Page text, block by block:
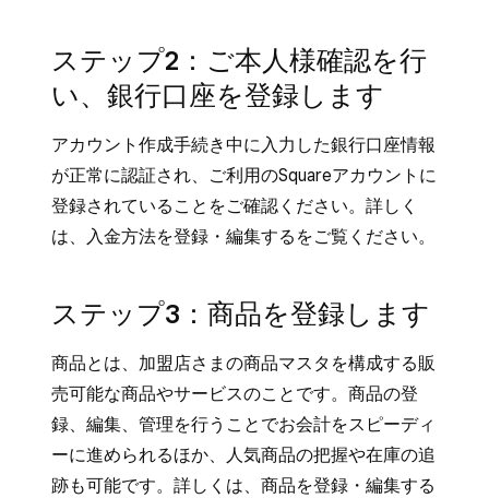
ステップ2：ご本人様確認を行
い、銀行口座を登録します
アカウント作成手続き中に入力した銀行口座情報
が正常に認証され、ご利用のSquareアカウントに
登録されていることをご確認ください。詳しく
は、
入金方法を登録・編集する をご覧ください。
ステップ3：商品を登録します
商品とは、加盟店さまの商品マスタを構成する販
売可能な商品やサービスのことです。商品の登
録、編集、管理を行うことでお会計をスピーディ
ーに進められるほか、人気商品の把握や在庫の追
跡も可能です。詳しくは、 商品を登録・編集する